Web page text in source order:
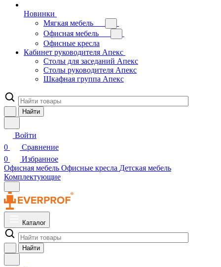
Новинки
Мягкая мебель
Офисная мебель
Офисные кресла
Кабинет руководителя Апекс
Столы для заседаний Апекс
Столы руководителя Апекс
Шкафная группа Апекс
Найти
Войти
0
Сравнение
0
Избранное
Офисная мебель Офисные кресла Детская мебель
Комплектующие
Каталог
Найти